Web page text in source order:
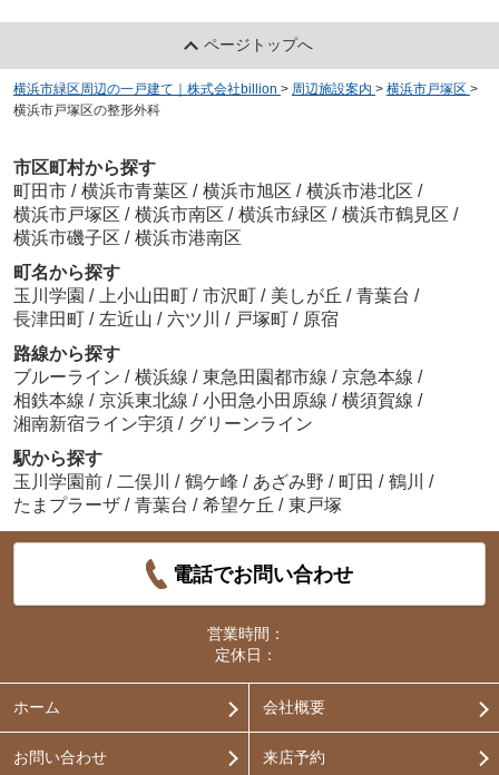
ページトップへ
横浜市緑区周辺の一戸建て｜株式会社billion > 周辺施設案内 > 横浜市戸塚区 >
横浜市戸塚区の整形外科
市区町村から探す
町田市 / 横浜市青葉区 / 横浜市旭区 / 横浜市港北区 /
横浜市戸塚区 / 横浜市南区 / 横浜市緑区 / 横浜市鶴見区 /
横浜市磯子区 / 横浜市港南区
町名から探す
玉川学園 / 上小山田町 / 市沢町 / 美しが丘 / 青葉台 /
長津田町 / 左近山 / 六ツ川 / 戸塚町 / 原宿
路線から探す
ブルーライン / 横浜線 / 東急田園都市線 / 京急本線 /
相鉄本線 / 京浜東北線 / 小田急小田原線 / 横須賀線 /
湘南新宿ライン宇須 / グリーンライン
駅から探す
玉川学園前 / 二俣川 / 鶴ケ峰 / あざみ野 / 町田 / 鶴川
/
たまプラーザ / 青葉台 / 希望ケ丘 / 東戸塚
電話でお問い合わせ
営業時間：
定休日：
ホーム 会社概要
お問い合わせ 来店予約